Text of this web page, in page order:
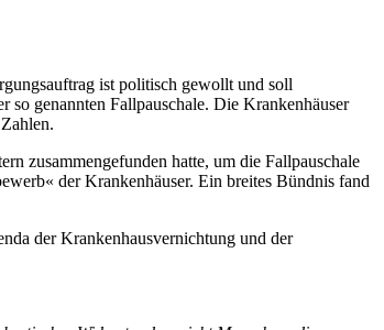
ist politisch gewollt und soll
genannten Fallpauschale. Die Krankenhäuser
zusammengefunden hatte, um die Fallpauschale
der Krankenhäuser. Ein breites Bündnis fand
der Krankenhausvernichtung und der